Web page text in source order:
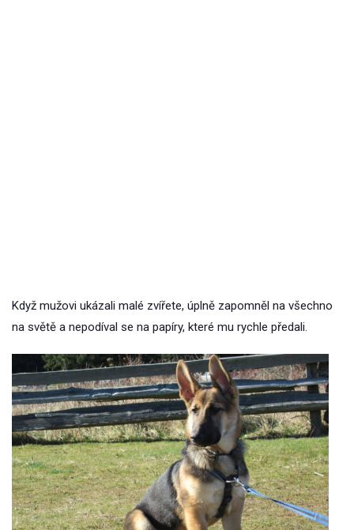
Když mužovi ukázali malé zvířete, úplně zapomněl na všechno
na světě a nepodíval se na papíry, které mu rychle předali.